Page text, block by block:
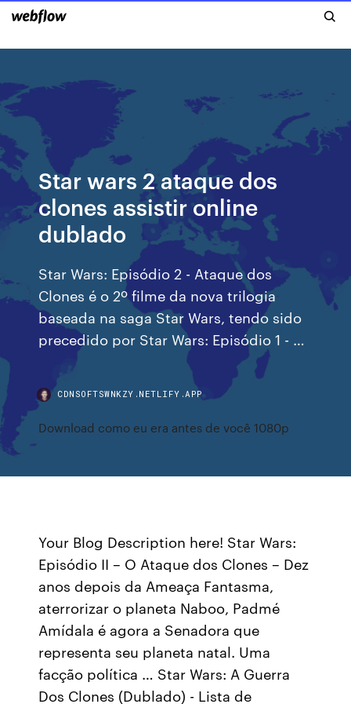
Star wars 2 ataque dos
clones assistir online
dublado
Star Wars: Episódio 2 - Ataque dos
Clones é o 2º filme da nova trilogia
baseada na saga Star Wars, tendo sido
precedido por Star Wars: Episódio 1 - …
CDNSOFTSWNKZY.NETLIFY.APP
Download como eu era antes de você 1080p
Your Blog Description here! Star Wars:
Episódio II – O Ataque dos Clones – Dez
anos depois da Ameaça Fantasma,
aterrorizar o planeta Naboo, Padmé
Amídala é agora a Senadora que
representa seu planeta natal. Uma
facção política … Star Wars: A Guerra
Dos Clones (Dublado) - Lista de